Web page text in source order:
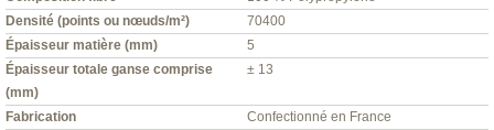
Densité (points ou nœuds/m²)
70400
Épaisseur matière (mm)
5
Épaisseur totale ganse comprise
(mm)
± 13
Fabrication
Confectionné en France